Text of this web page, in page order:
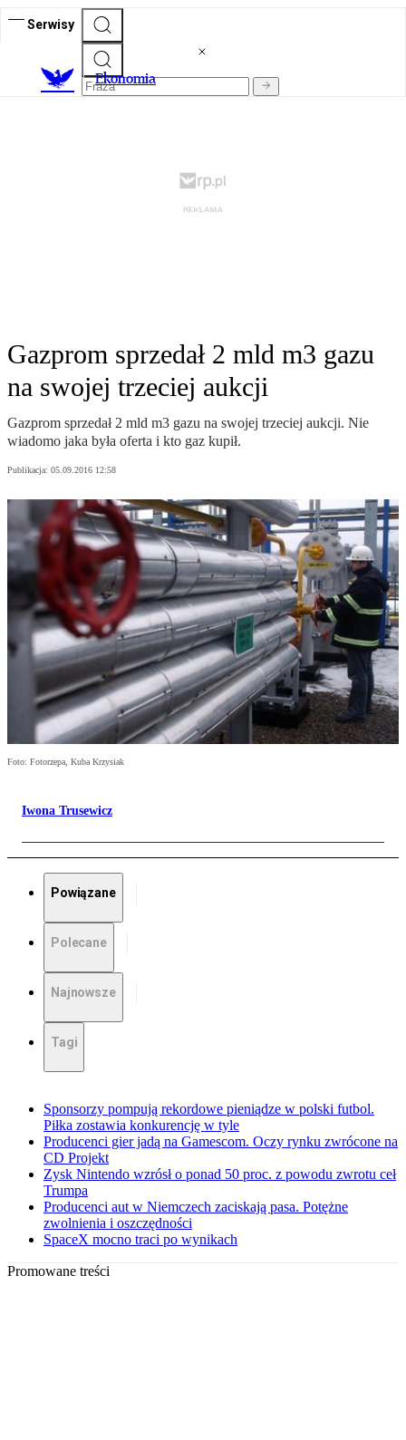
Serwisy
Ekonomia
Gazprom sprzedał 2 mld m3 gazu
na swojej trzeciej aukcji
Gazprom sprzedał 2 mld m3 gazu na swojej trzeciej aukcji. Nie
wiadomo jaka była oferta i kto gaz kupił.
Publikacja: 05.09.2016 12:58
Foto: Fotorzepa, Kuba Krzysiak
Iwona Trusewicz
Powiązane
Polecane
Najnowsze
Tagi
Sponsorzy pompują rekordowe pieniądze w polski futbol.
Piłka zostawia konkurencję w tyle
Producenci gier jadą na Gamescom. Oczy rynku zwrócone na
CD Projekt
Zysk Nintendo wzrósł o ponad 50 proc. z powodu zwrotu ceł
Trumpa
Producenci aut w Niemczech zaciskają pasa. Potężne
zwolnienia i oszczędności
SpaceX mocno traci po wynikach
Promowane treści